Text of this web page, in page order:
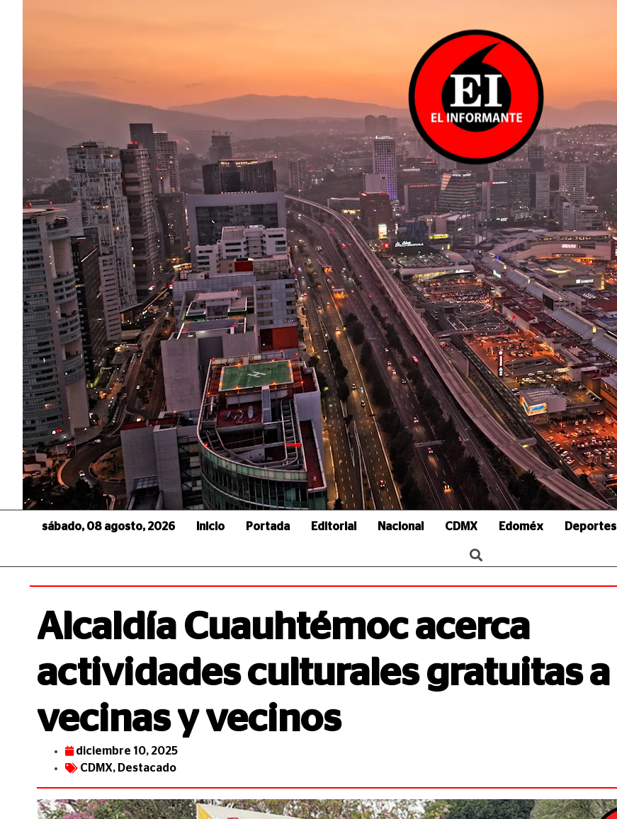
sábado, 08 agosto, 2026 Inicio Portada Editorial Nacional CDMX Edoméx Deportes
Alcaldía Cuauhtémoc acerca
actividades culturales gratuitas a
vecinas y vecinos
diciembre 10, 2025
CDMX, Destacado